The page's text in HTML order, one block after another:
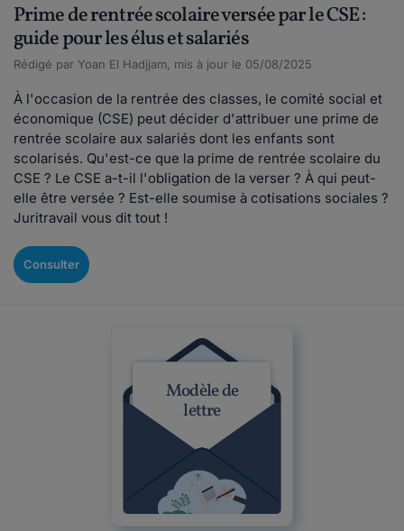
Prime de rentrée scolaire versée par le CSE :
guide pour les élus et salariés
Rédigé par Yoan El Hadjjam, mis à jour le 05/08/2025
À l'occasion de la rentrée des classes, le comité social et
économique (CSE) peut décider d'attribuer une prime de
rentrée scolaire aux salariés dont les enfants sont
scolarisés. Qu'est-ce que la prime de rentrée scolaire du
CSE ? Le CSE a-t-il l'obligation de la verser ? À qui peut-
elle être versée ? Est-elle soumise à cotisations sociales ?
Juritravail vous dit tout !
Consulter
Modèle de
lettre